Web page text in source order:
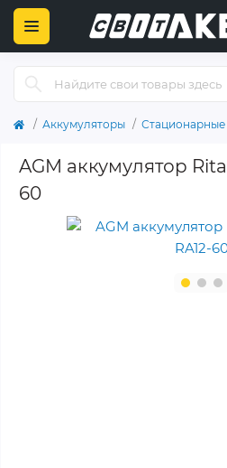
Аккумуляторы
AGM аккумулятор
60